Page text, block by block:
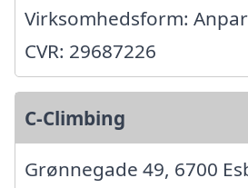
Virksomhedsform:
CVR: 29687226
C-Climbing
Grønnegade 49, 6700